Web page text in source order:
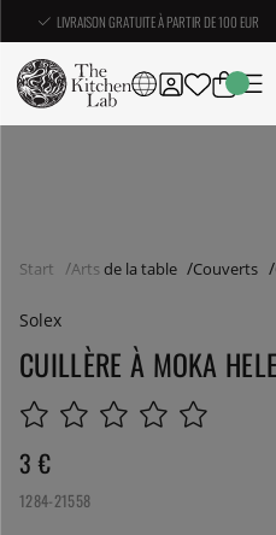
LIVRAISON GRATUITE À PARTIR DE 100 EUR
Start Arts de la table Couverts
Solex
CUILLÈRE À MOKA
3 €
1284-21558